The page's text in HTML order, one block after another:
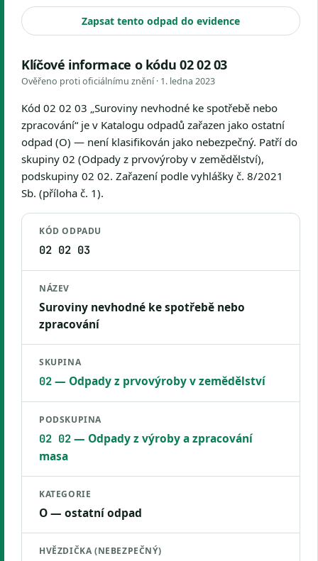
Zapsat tento odpad do evidence
Klíčové informace o kódu 02 02 03
Ověřeno proti oficiálnímu znění · 1. ledna 2023
Kód 02 02 03 „Suroviny nevhodné ke spotřebě nebo
zpracování“ je v Katalogu odpadů zařazen jako ostatní
odpad (O) — není klasifikován jako nebezpečný. Patří do
skupiny 02 (Odpady z prvovýroby v zemědělství),
podskupiny 02 02. Zařazení podle vyhlášky č. 8/2021
Sb. (příloha č. 1).
KÓD ODPADU
02 02 03
NÁZEV
Suroviny nevhodné ke spotřebě nebo
zpracování
SKUPINA
02— Odpady z prvovýroby v zemědělství
PODSKUPINA
02 02— Odpady z výroby a zpracování
masa
KATEGORIE
O — ostatní odpad
HVĚZDIČKA (NEBEZPEČNÝ)